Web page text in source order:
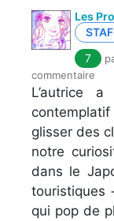
Les
7
commentaire
L’autrice
glisser des
notre
dans le
touristiques
qui pop de